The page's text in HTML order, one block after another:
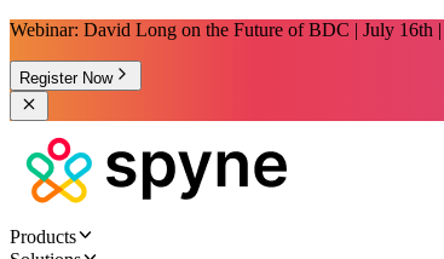
Webinar: David Long on the Future of BDC | July 16th
Register Now
Products